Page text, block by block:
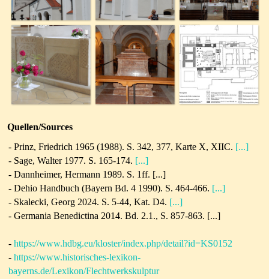
Quellen/Sources
- Prinz, Friedrich 1965 (1988). S. 342, 377, Karte X, XIIC. [...]
- Sage, Walter 1977. S. 165-174. [...]
- Dannheimer, Hermann 1989. S. 1ff. [...]
- Dehio Handbuch (Bayern Bd. 4 1990). S. 464-466. [...]
- Skalecki, Georg 2024. S. 5-44, Kat. D4. [...]
- Germania Benedictina 2014. Bd. 2.1., S. 857-863. [...]
- https://www.hdbg.eu/kloster/index.php/detail?id=KS0152
- https://www.historisches-lexikon-
bayerns.de/Lexikon/Flechtwerkskulptur